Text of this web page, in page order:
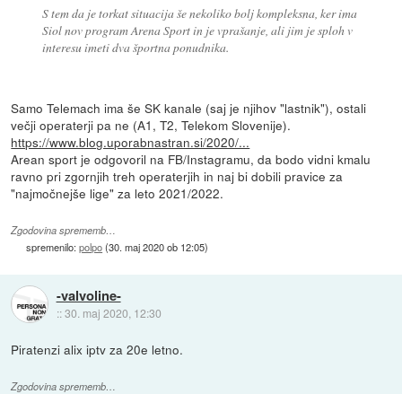
S tem da je torkat situacija še nekoliko bolj kompleksna, ker ima
Siol nov program Arena Sport in je vprašanje, ali jim je sploh v
interesu imeti dva športna ponudnika.
Samo Telemach ima še SK kanale (saj je njihov "lastnik"), ostali
večji operaterji pa ne (A1, T2, Telekom Slovenije).
https://www.blog.uporabnastran.si/2020/...
Arean sport je odgovoril na FB/Instagramu, da bodo vidni kmalu
ravno pri zgornjih treh operaterjih in naj bi dobili pravice za
"najmočnejše lige" za leto 2021/2022.
Zgodovina sprememb…
spremenilo:polpo(30. maj 2020 ob 12:05)
-valvoline-
::30. maj 2020, 12:30
Piratenzi alix iptv za 20e letno.
Zgodovina sprememb…